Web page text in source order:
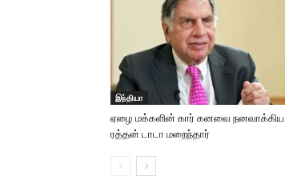
இந்தியா
ஏழை மக்களின் கார் கனவை நனவாக்கிய
ரத்தன் டாடா மறைந்தார்